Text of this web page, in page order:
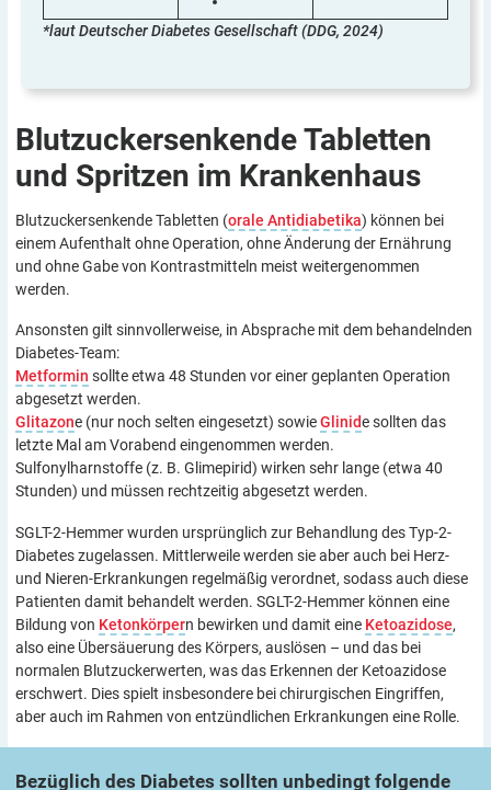
*laut Deutscher Diabetes Gesellschaft (DDG, 2024)
Blutzuckersenkende Tabletten
und Spritzen im Krankenhaus
Blutzuckersenkende Tabletten (orale Antidiabetika) können bei
einem Aufenthalt ohne Operation, ohne Änderung der Ernährung
und ohne Gabe von Kontrastmitteln meist weitergenommen
werden.
Ansonsten gilt sinnvollerweise, in Absprache mit dem behandelnden
Diabetes-Team:
Metformin sollte etwa 48 Stunden vor einer geplanten Operation
abgesetzt werden.
Glitazone (nur noch selten eingesetzt) sowieGlinide sollten das
letzte Mal am Vorabend eingenommen werden.
Sulfonylharnstoffe (z. B. Glimepirid) wirken sehr lange (etwa 40
Stunden) und müssen rechtzeitig abgesetzt werden.
SGLT-2-Hemmer wurden ursprünglich zur Behandlung des Typ-2-
Diabetes zugelassen. Mittlerweile werden sie aber auch bei Herz-
und Nieren-Erkrankungen regelmäßig verordnet, sodass auch diese
Patienten damit behandelt werden. SGLT-2-Hemmer können eine
Bildung von Ketonkörpern bewirken und damit eine Ketoazidose,
also eine Übersäuerung des Körpers, auslösen – und das bei
normalen Blutzuckerwerten, was das Erkennen der Ketoazidose
erschwert. Dies spielt insbesondere bei chirurgischen Eingriffen,
aber auch im Rahmen von entzündlichen Erkrankungen eine Rolle.
Bezüglich des Diabetes sollten unbedingt folgende